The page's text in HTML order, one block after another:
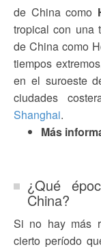
de China como
tropical con una
de China como
tiempos
en el suroeste
ciudades
Shanghai.
Más
¿Qué
China?
Si no hay más
cierto período